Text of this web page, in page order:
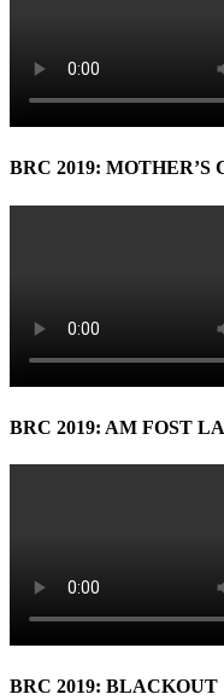
BRC 2019: MOTHER’S
BRC 2019: AM FOST
BRC 2019: BLACKOUT